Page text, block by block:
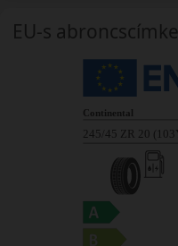
EU-s abroncscímke